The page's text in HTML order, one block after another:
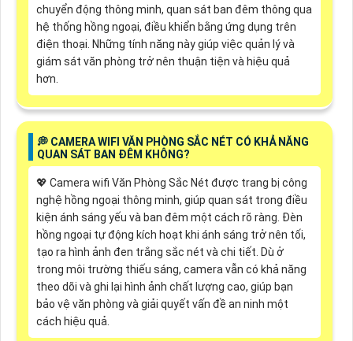
chuyển động thông minh, quan sát ban đêm thông qua
hệ thống hồng ngoại, điều khiển bằng ứng dụng trên
điện thoại. Những tính năng này giúp việc quản lý và
giám sát văn phòng trở nên thuận tiện và hiệu quả
hơn.
️💭 CAMERA WIFI VĂN PHÒNG SẮC NÉT CÓ KHẢ NĂNG
QUAN SÁT BAN ĐÊM KHÔNG?
💖 Camera wifi Văn Phòng Sắc Nét được trang bị công
nghệ hồng ngoại thông minh, giúp quan sát trong điều
kiện ánh sáng yếu và ban đêm một cách rõ ràng. Đèn
hồng ngoại tự động kích hoạt khi ánh sáng trở nên tối,
tạo ra hình ảnh đen trắng sắc nét và chi tiết. Dù ở
trong môi trường thiếu sáng, camera vẫn có khả năng
theo dõi và ghi lại hình ảnh chất lượng cao, giúp bạn
bảo vệ văn phòng và giải quyết vấn đề an ninh một
cách hiệu quả.